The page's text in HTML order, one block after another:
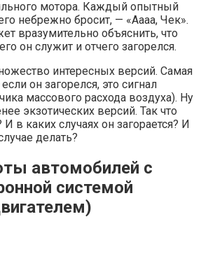
мотора. Каждый опытный
небрежно бросит, — «Аааа, Чек».
вразумительно объяснить, что
он служит и отчего загорелся.
интересных версий. Самая
он загорелся, это сигнал
массового расхода воздуха). Ну
экзотических версий. Так что
И в каких случаях он загорается? И
делать?
автомобилей с
системой